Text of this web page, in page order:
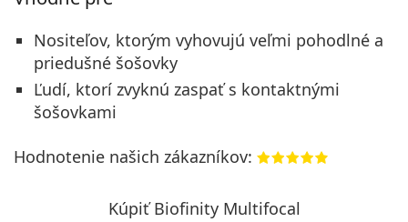
Nositeľov, ktorým vyhovujú veľmi pohodlné a
priedušné šošovky
Ľudí, ktorí zvyknú zaspať s kontaktnými
šošovkami
Hodnotenie našich zákazníkov:
Kúpiť Biofinity Multifocal